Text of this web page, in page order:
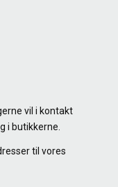
vil i kontakt
i butikkerne.
til vores